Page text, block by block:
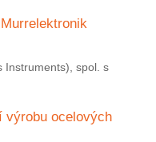
Instruments), spol. s
výrobu ocelových